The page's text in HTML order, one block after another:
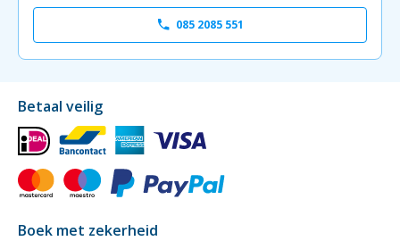
085 2085 551
Betaal veilig
Boek met zekerheid